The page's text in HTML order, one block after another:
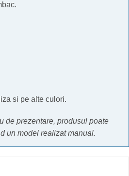
si pe alte culori.
de prezentare, produsul poate
un model realizat manual.